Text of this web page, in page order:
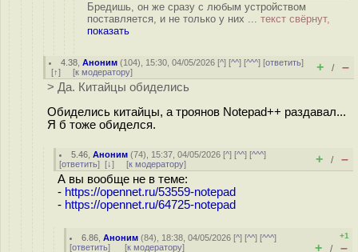
Бредишь, он же сразу с любым устройством
поставляется, и не только у них ... текст свёрнут,
показать
4.38 ,Аноним (104), 15:30, 04/05/2026 [^] [^^] [^^^] [ответить]
[↑] [к модератору] + / –
> Да. Китайцы обиделись
Обиделись китайцы, а троянов Notepad++ раздавал...
Я б тоже обиделся.
5.46 ,Аноним (74), 15:37, 04/05/2026 [^] [^^] [^^^]
[ответить] [↓] [к модератору] + / –
А вы вообще не в теме:
- https://opennet.ru/53559-notepad
- https://opennet.ru/64725-notepad
6.86 ,Аноним (84), 18:38, 04/05/2026 [^] [^^] [^^^]
[ответить] [к модератору]
+1
+ / –